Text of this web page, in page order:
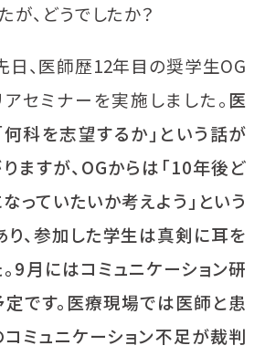
が、どうでしたか？
先日、医師歴12年目の奨学生OG
セミナーを実施しました。 医
科を志望するか」という話が
ますが、OGからは「10年後ど
っていたいか考えよう」という
、参加した学生は真剣に耳を
9月にはコミュニケーション研
です。医療現場では医師と患
ミュニケーション不足が裁判